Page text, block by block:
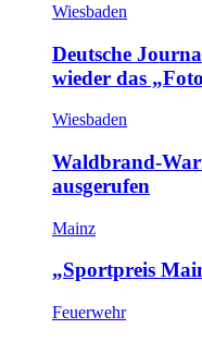
Wiesbaden
Deutsche
wieder das
Wiesbaden
Waldbrand-
ausgerufen
Mainz
„Sportpreis
Feuerwehr